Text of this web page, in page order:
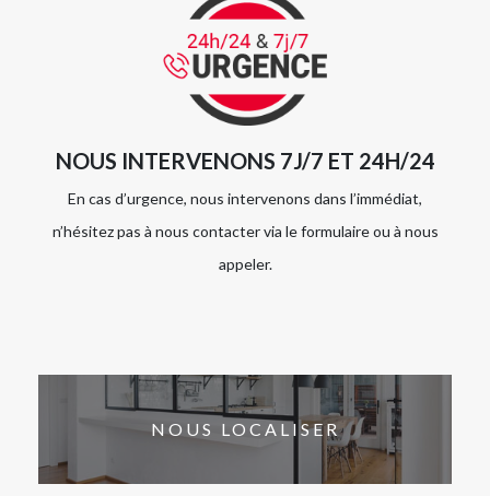
NOUS INTERVENONS 7J/7 ET 24H/24
En cas d’urgence, nous intervenons dans l’immédiat,
n’hésitez pas à nous contacter via le formulaire ou à nous
appeler.
NOUS LOCALISER